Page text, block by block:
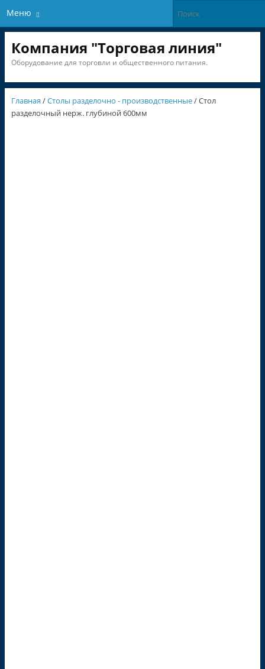
Меню
Компания "Торговая линия"
Оборудование для торговли и общественного питания.
Главная /Столы разделочно - производственные/ Стол
разделочный нерж. глубиной 600мм